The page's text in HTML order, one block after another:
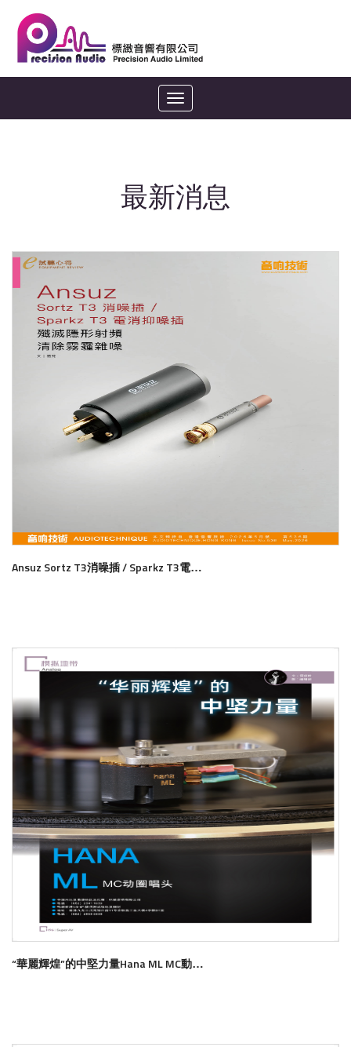
Toggle
navigation
最新消息
Ansuz Sortz T3消噪插 / Sparkz T3電消抑噪插 殲滅隱形射頻 消除霧霾雜噪
“華麗輝煌”的中堅力量Hana ML MC動圈唱頭